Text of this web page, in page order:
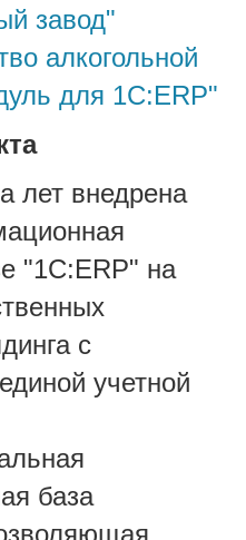
завод"
алкогольной
для 1С:ERP"
лет внедрена
"1C:ERP" на
с
учетной
база